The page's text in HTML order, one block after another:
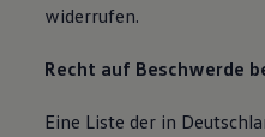
widerrufen.
Recht auf Beschwerde
Eine Liste der in